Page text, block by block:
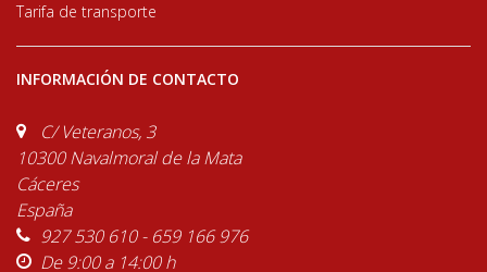
Tarifa de transporte
INFORMACIÓN DE CONTACTO
C/ Veteranos, 3
10300 Navalmoral de la Mata
Cáceres
España
927 530 610 - 659 166 976
De 9:00 a 14:00 h